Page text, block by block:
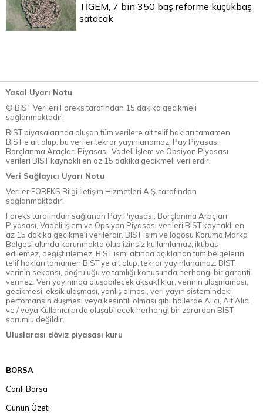
TİGEM, 7 bin 350 baş reforme küçükbaş
satacak
Yasal Uyarı Notu
© BİST Verileri Foreks tarafından 15 dakika gecikmeli
sağlanmaktadır.
BIST piyasalarında oluşan tüm verilere ait telif hakları tamamen
BIST'e ait olup, bu veriler tekrar yayınlanamaz. Pay Piyasası,
Borçlanma Araçları Piyasası, Vadeli İşlem ve Opsiyon Piyasası
verileri BIST kaynaklı en az 15 dakika gecikmeli verilerdir.
Veri Sağlayıcı Uyarı Notu
Veriler FOREKS Bilgi İletişim Hizmetleri A.Ş. tarafından
sağlanmaktadır.
Foreks tarafından sağlanan Pay Piyasası, Borçlanma Araçları
Piyasası, Vadeli İşlem ve Opsiyon Piyasası verileri BIST kaynaklı en
az 15 dakika gecikmeli verilerdir. BIST isim ve logosu Koruma Marka
Belgesi altında korunmakta olup izinsiz kullanılamaz, iktibas
edilemez, değiştirilemez. BIST ismi altında açıklanan tüm belgelerin
telif hakları tamamen BIST'ye ait olup, tekrar yayınlanamaz. BIST,
verinin sekansı, doğruluğu ve tamlığı konusunda herhangi bir garanti
vermez. Veri yayınında oluşabilecek aksaklıklar, verinin ulaşmaması,
gecikmesi, eksik ulaşması, yanlış olması, veri yayın sistemindeki
perfomansın düşmesi veya kesintili olması gibi hallerde Alıcı, Alt Alıcı
ve / veya Kullanıcılarda oluşabilecek herhangi bir zarardan BIST
sorumlu değildir.
Uluslarası döviz piyasası kuru
BORSA
Canlı Borsa
Günün Özeti